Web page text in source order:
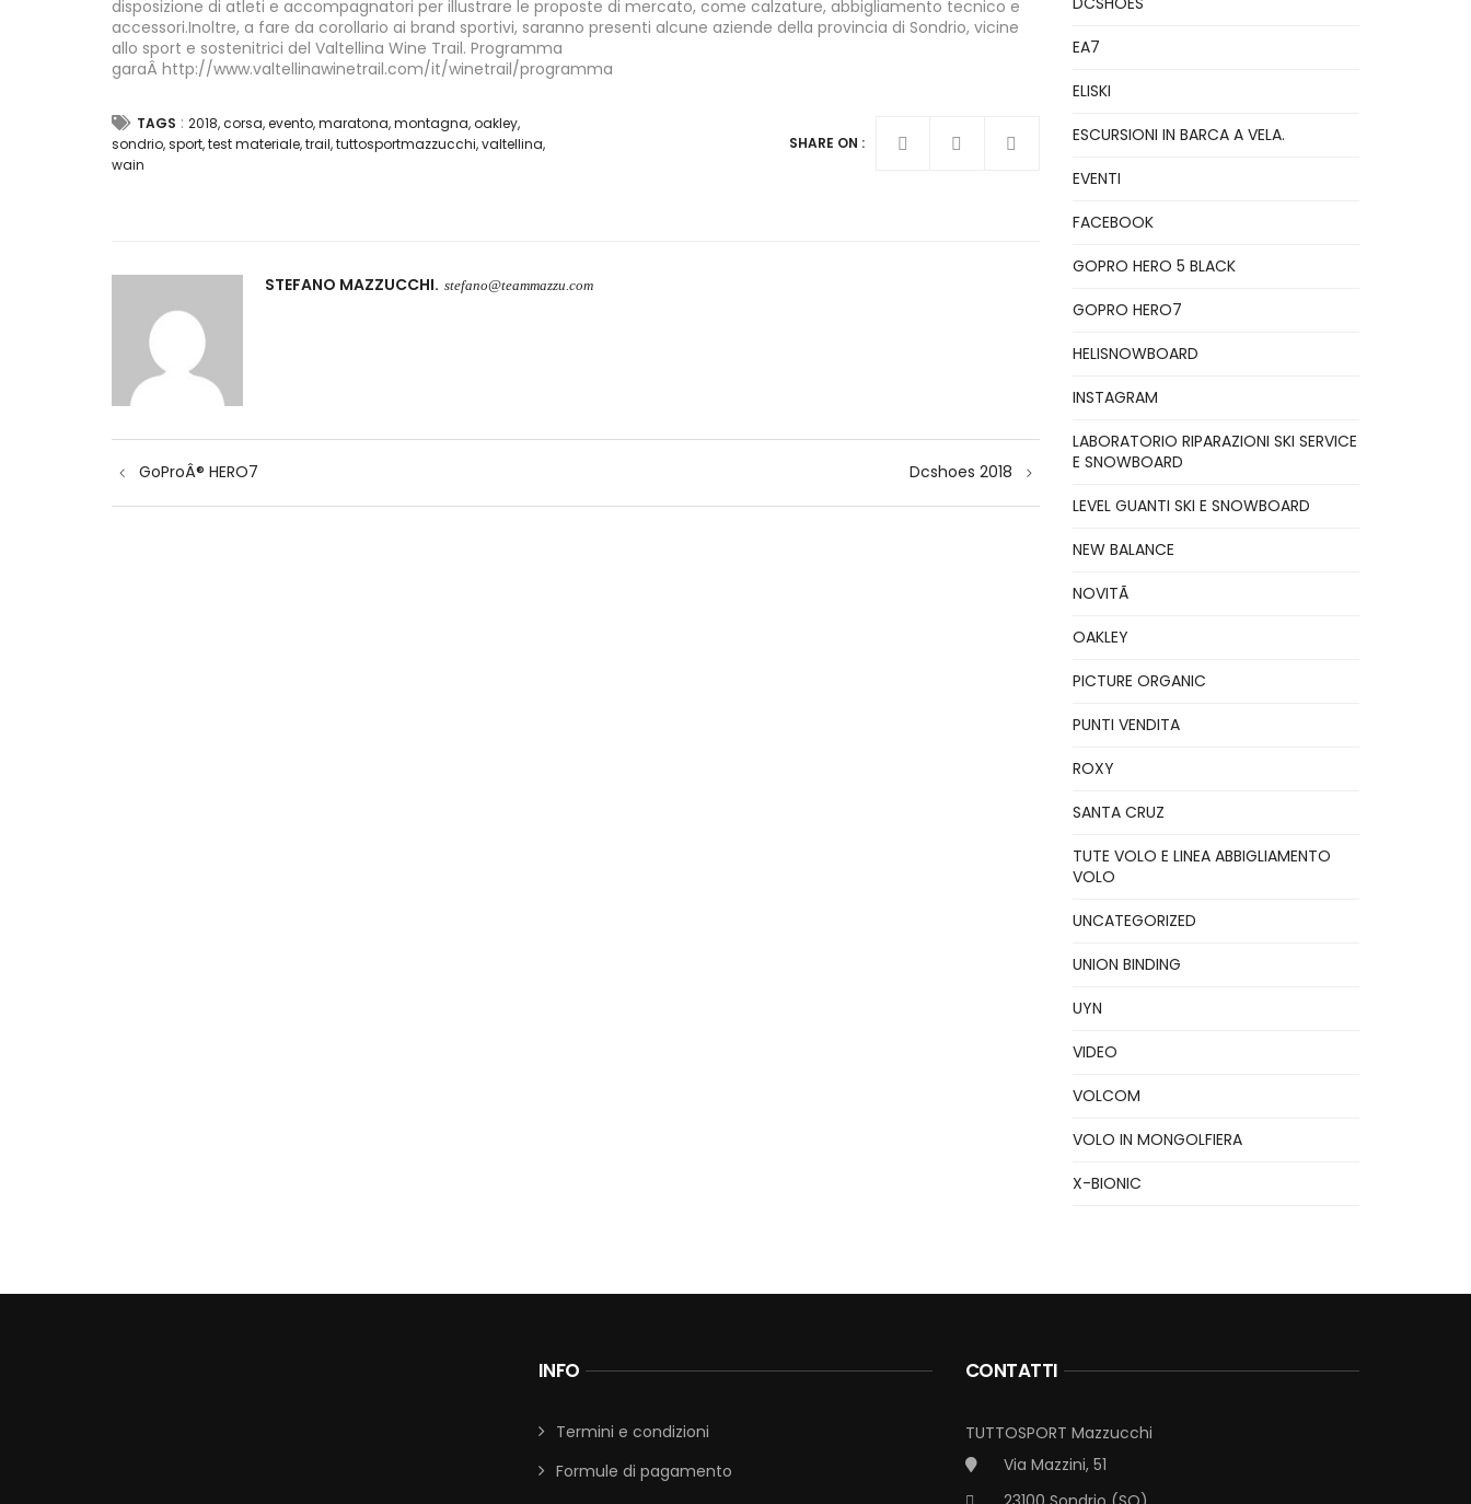
disposizione di atleti e accompagnatori per illustrare le proposte di mercato, come calzature, abbigliamento tecnico e
accessori.Inoltre, a fare da corollario ai brand sportivi, saranno presenti alcune aziende della provincia di Sondrio, vicine
allo sport e sostenitrici del Valtellina Wine Trail. Programma
garaÂ http://www.valtellinawinetrail.com/it/winetrail/programma
TAGS : 2018,corsa,evento,maratona,montagna,oakley,
sondrio,sport,test materiale,trail,tuttosportmazzucchi,valtellina,
wain
SHARE ON :
STEFANO MAZZUCCHI stefano@teammazzu.com
Navigazione
articoli
GoProÂ® HERO7 Dcshoes 2018
EA7
ELISKI
ESCURSIONI IN BARCA A VELA.
EVENTI
FACEBOOK
GOPRO HERO 5 BLACK
GOPRO HERO7
HELISNOWBOARD
INSTAGRAM
LABORATORIO RIPARAZIONI SKI SERVICE
E SNOWBOARD
LEVEL GUANTI SKI E SNOWBOARD
NEW BALANCE
NOVITÃ
OAKLEY
PICTURE ORGANIC
PUNTI VENDITA
ROXY
SANTA CRUZ
TUTE VOLO E LINEA ABBIGLIAMENTO
VOLO
UNCATEGORIZED
UNION BINDING
UYN
VIDEO
VOLCOM
VOLO IN MONGOLFIERA
X-BIONIC
INFO
Termini e condizioni
Formule di pagamento
CONTATTI
TUTTOSPORT Mazzucchi
Via Mazzini, 51